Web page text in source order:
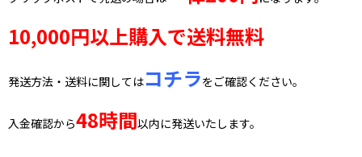
10,000円以上購入で送料無料
発送方法・送料に関してはコチラをご確認ください。
入金確認から48時間以内に発送いたします。